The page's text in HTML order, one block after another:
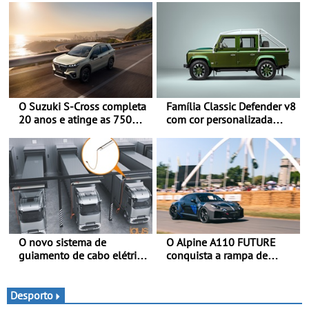
O Suzuki S-Cross completa
20 anos e atinge as 750
mundial
Família Classic Defender v8
com cor personalizada
Double Cab
O novo sistema de
guiamento de cabo elétrico
carros elétricos - O e-tract
O Alpine A110 FUTURE
conquista a rampa de
Desporto